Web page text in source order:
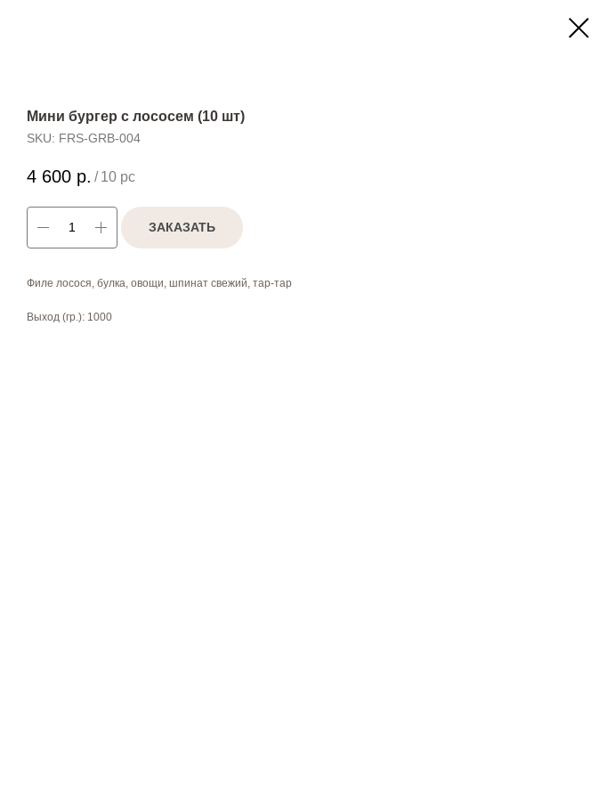
Мини бургер с лососем (10 шт)
SKU: FRS-GRB-004
4 600 р. / 10 pc
ЗАКАЗАТЬ
Филе лосося, булка, овощи, шпинат свежий, тар-тар
Выход (гр.): 1000